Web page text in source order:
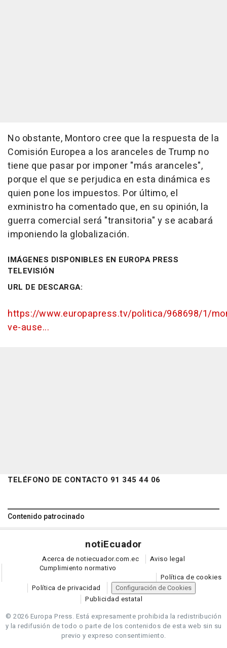
No obstante, Montoro cree que la respuesta de la
Comisión Europea a los aranceles de Trump no
tiene que pasar por imponer "más aranceles",
porque el que se perjudica en esta dinámica es
quien pone los impuestos. Por último, el
exministro ha comentado que, en su opinión, la
guerra comercial será "transitoria" y se acabará
imponiendo la globalización.
IMÁGENES DISPONIBLES EN EUROPA PRESS
TELEVISIÓN
URL DE DESCARGA:
https://www.europapress.tv/politica/968698/1/
ve-ause...
TELÉFONO DE CONTACTO 91 345 44 06
Contenido patrocinado
notiEcuador
Acerca de notiecuador.com.ec
Aviso legal
Cumplimiento normativo
Política de cookies
Política de privacidad
Configuración de Cookies
Publicidad estatal
© 2026 Europa Press. Está expresamente prohibida la redistribución
y la redifusión de todo o parte de los contenidos de esta web sin su
previo y expreso consentimiento.